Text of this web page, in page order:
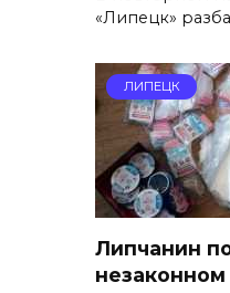
«Липецк»
ЛИПЕЦК
Липчанин